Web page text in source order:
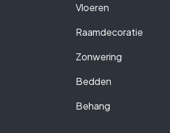
Vloeren
Raamdecoratie
Zonwering
Bedden
Behang